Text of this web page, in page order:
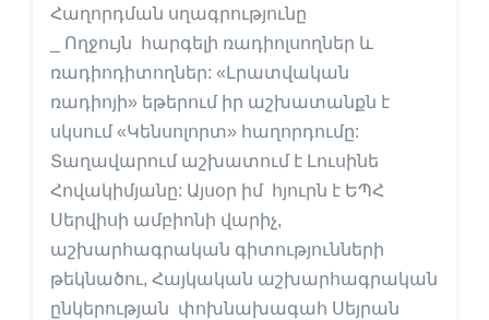
Հաղորդման սղագրությունը
_ Ողջույն հարգելի ռադիոլսողներ և
ռադիոդիտողներ: «Լրատվական
ռադիոյի» եթերում իր աշխատանքն է
սկսում «Կենսոլորտ» հաղորդումը:
Տաղավարում աշխատում է Լուսինե
Հովակիմյանը: Այսօր իմ հյուրն է ԵՊՀ
Սերվիսի ամբիոնի վարիչ,
աշխարհագրական գիտությունների
թեկնածու, Հայկական աշխարհագրական
ընկերության փոխնախագահ Սեյրան